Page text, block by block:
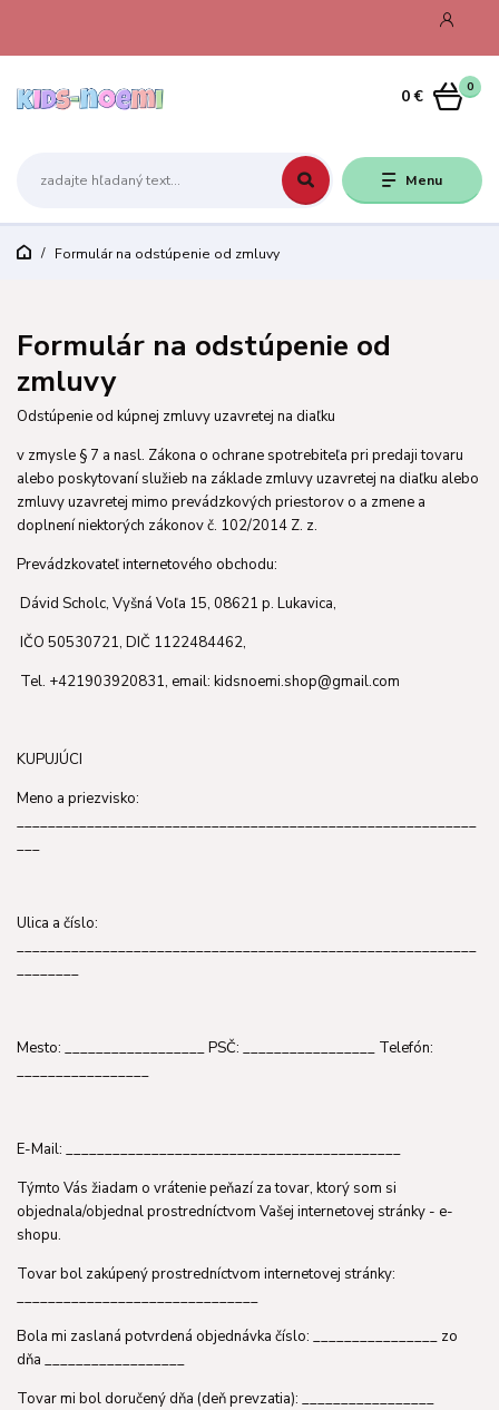
Menu
0
0 €
Formulár na odstúpenie od zmluvy
Formulár na odstúpenie od
zmluvy
Odstúpenie od kúpnej zmluvy uzavretej na diaľku
v zmysle § 7 a nasl. Zákona o ochrane spotrebiteľa pri predaji tovaru
alebo poskytovaní služieb na základe zmluvy uzavretej na diaľku alebo
zmluvy uzavretej mimo prevádzkových priestorov o a zmene a
doplnení niektorých zákonov č. 102/2014 Z. z.
Prevádzkovateľ internetového obchodu:
Dávid Scholc, Vyšná Voľa 15, 08621 p. Lukavica,
IČO 50530721, DIČ 1122484462,
Tel. +421903920831, email: kidsnoemi.shop@gmail.com
KUPUJÚCI
Meno a priezvisko:
___________________________________________________________
___
Ulica a číslo:
___________________________________________________________
________
Mesto: __________________ PSČ: _________________ Telefón:
_________________
E-Mail: ___________________________________________
Týmto Vás žiadam o vrátenie peňazí za tovar, ktorý som si
objednala/objednal prostredníctvom Vašej internetovej stránky - e-
shopu.
Tovar bol zakúpený prostredníctvom internetovej stránky:
_______________________________
Bola mi zaslaná potvrdená objednávka číslo: ________________ zo
dňa __________________
Tovar mi bol doručený dňa (deň prevzatia): _________________